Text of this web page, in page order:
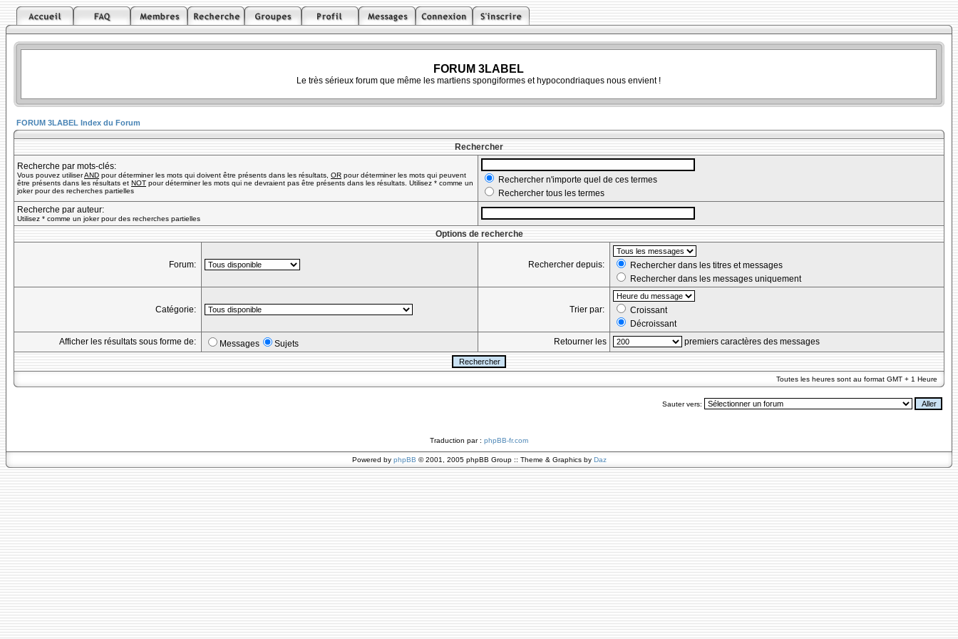
FORUM 3LABEL
Le très sérieux forum que même les martiens spongiformes et hypocondriaques nous envient !
FORUM 3LABEL Index du Forum
Rechercher
Recherche par mots-clés:
Vous pouvez utiliserAND pour déterminer les mots qui doivent être présents dans les résultats, OR pour déterminer les mots qui peuvent
être présents dans les résultats et NOT pour déterminer les mots qui ne devraient pas être présents dans les résultats. Utilisez * comme un
joker pour des recherches partielles
Rechercher n'importe quel de ces termes
Rechercher tous les termes
Recherche par auteur:
Utilisez * comme un joker pour des recherches partielles
Options de recherche
Forum: Rechercher depuis:
Rechercher dans les titres et messages
Rechercher dans les messages uniquement
Catégorie: Trier par:
Croissant
Décroissant
Afficher les résultats sous forme de:
Messages Sujets Retourner les premiers caractères des messages
Toutes les heures sont au format GMT + 1 Heure
Sauter vers:
Traduction par : phpBB-fr.com
Powered by phpBB © 2001, 2005 phpBB Group :: Theme & Graphics by Daz